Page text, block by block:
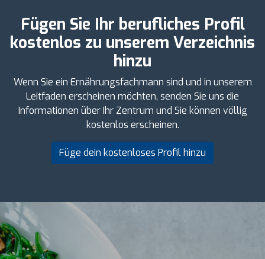
Fügen Sie Ihr berufliches Profil
kostenlos zu unserem Verzeichnis
hinzu
Wenn Sie ein Ernährungsfachmann sind und in unserem
Leitfaden erscheinen möchten, senden Sie uns die
Informationen über Ihr Zentrum und Sie können völlig
kostenlos erscheinen.
Füge dein kostenloses Profil hinzu